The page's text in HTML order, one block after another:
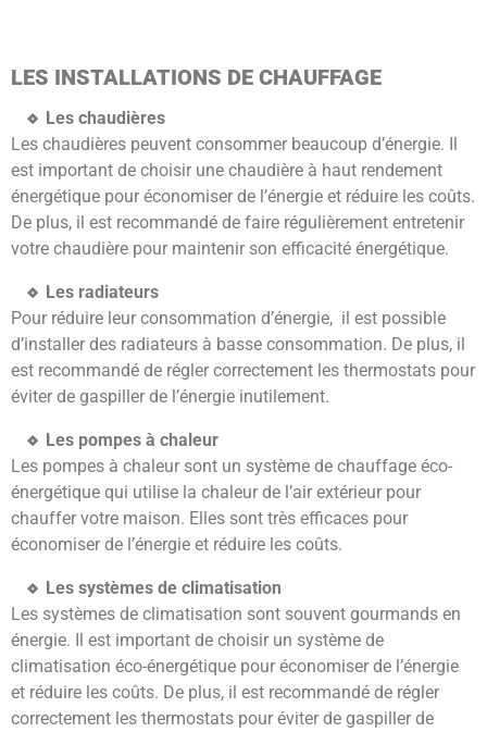
LES INSTALLATIONS DE CHAUFFAGE
Les chaudières
Les chaudières peuvent consommer beaucoup d’énergie. Il
est important de choisir une chaudière à haut rendement
énergétique pour économiser de l’énergie et réduire les coûts.
De plus, il est recommandé de faire régulièrement entretenir
votre chaudière pour maintenir son efficacité énergétique.
Les radiateurs
Pour réduire leur consommation d’énergie, il est possible
d’installer des radiateurs à basse consommation. De plus, il
est recommandé de régler correctement les thermostats pour
éviter de gaspiller de l’énergie inutilement.
Les pompes à chaleur
Les pompes à chaleur sont un système de chauffage éco-
énergétique qui utilise la chaleur de l’air extérieur pour
chauffer votre maison. Elles sont très efficaces pour
économiser de l’énergie et réduire les coûts.
Les systèmes de climatisation
Les systèmes de climatisation sont souvent gourmands en
énergie. Il est important de choisir un système de
climatisation éco-énergétique pour économiser de l’énergie
et réduire les coûts. De plus, il est recommandé de régler
correctement les thermostats pour éviter de gaspiller de